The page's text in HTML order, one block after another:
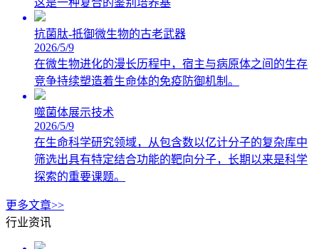
这是一种复合的鉴别培养基
抗菌肽-抵御微生物的古老武器
2026/5/9
在微生物进化的漫长历程中，宿主与病原体之间的生存
竞争持续塑造着生命体的免疫防御机制。
噬菌体展示技术
2026/5/9
在生命科学研究领域，从包含数以亿计分子的复杂库中
筛选出具有特定结合功能的靶向分子，长期以来是科学
探索的重要课题。
更多文章>>
行业资讯